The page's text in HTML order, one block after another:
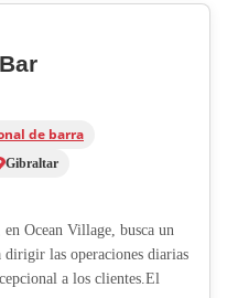
de barra
Gibraltar
Ocean Village, busca un
dirigir las operaciones diarias
a los clientes.El